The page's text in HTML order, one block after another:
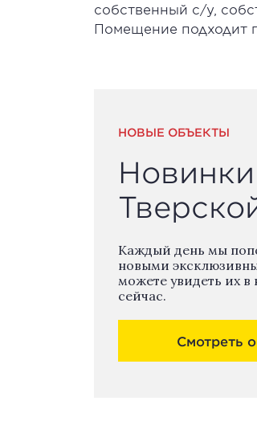
собственный с/у,
Помещение подходит
НОВЫЕ ОБЪЕКТЫ
Каждый день мы
новыми
можете увидеть их
сейчас.
Смотреть